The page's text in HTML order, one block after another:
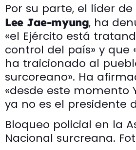
Por su parte, el líder
Lee Jae-myung, ha
«el Ejército está
control del país» y que
ha traicionado al
surcoreano». Ha
«desde este momento
ya no es el presidente
Bloqueo policial en la
Nacional surcreana.